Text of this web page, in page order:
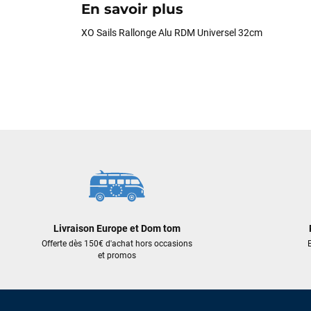
En savoir plus
XO Sails Rallonge Alu RDM Universel 32cm
Livraison Europe et Dom tom
Offerte dès 150€ d'achat hors occasions
et promos